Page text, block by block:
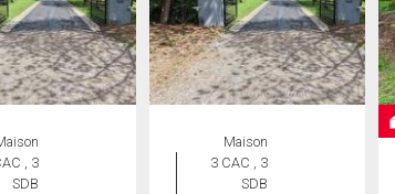
, 3
SDB
Maison
3 CAC , 3
SDB